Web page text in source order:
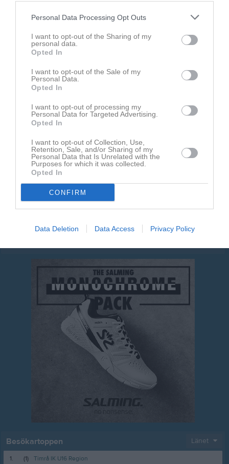
Personal Data Processing Opt Outs
I want to opt-out of the Sharing of my
personal data.
Opted In
I want to opt-out of the Sale of my
Personal Data.
Opted In
I want to opt-out of processing my
Personal Data for Targeted Advertising.
Opted In
I want to opt-out of Collection, Use,
Retention, Sale, and/or Sharing of my
Personal Data that Is Unrelated with the
Purposes for which it was collected.
Opted In
CONFIRM
Data Deletion Data Access Privacy Policy
Fotbollsskola Träning 9 aug, 15:00
Hundträning
Knatte-Cup Söråker
Besökartoppen Länet
1. (1)
Timrå IK U16 Region